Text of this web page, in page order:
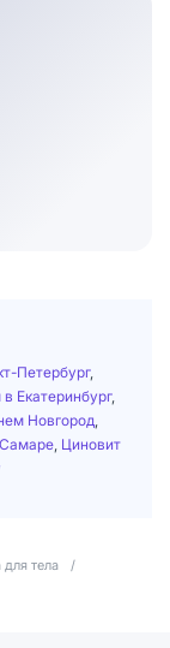
Петербург,
Екатеринбург,
Новгород
Циновит
тела
/